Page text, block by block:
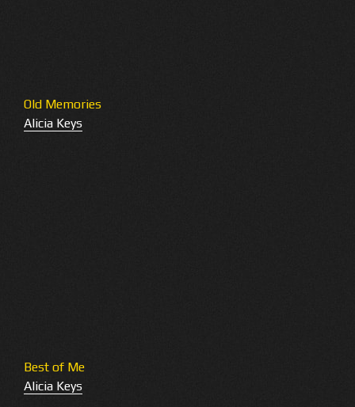
Old Memories
Alicia Keys
Best of Me
Alicia Keys